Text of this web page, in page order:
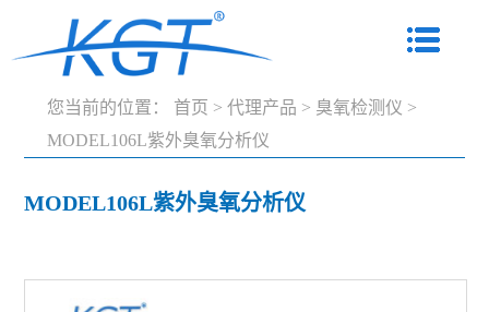
您当前的位置： 首页 > 代理产品 > 臭氧检测仪 >
MODEL106L紫外臭氧分析仪
MODEL106L紫外臭氧分析仪